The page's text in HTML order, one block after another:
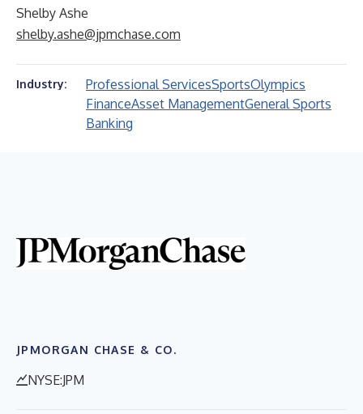
Shelby Ashe
shelby.ashe@jpmchase.com
Industry: Professional ServicesSportsOlympics
FinanceAsset ManagementGeneral Sports
Banking
JPMORGAN CHASE & CO.
NYSE:JPM